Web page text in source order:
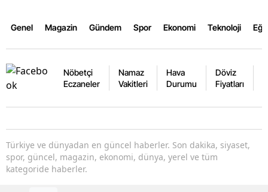
Genel Magazin Gündem Spor Ekonomi Teknoloji
Nöbetçi
Eczaneler
Namaz
Vakitleri
Hava
Durumu
Döviz
Fiyatları
Türkiye ve dünyadan en güncel haberler. Son dakika, siyaset,
spor, güncel, magazin, ekonomi, dünya, yerel ve tüm
kategoride haberler.